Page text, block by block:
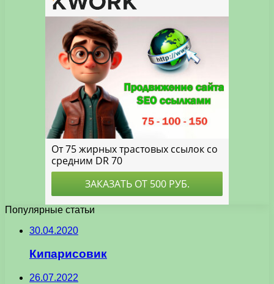
Популярные статьи
30.04.2020
Кипарисовик
26.07.2022